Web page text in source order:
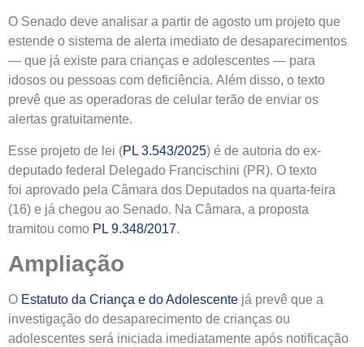
O Senado deve analisar a partir de agosto um projeto que
estende o sistema de alerta imediato de desaparecimentos
— que já existe para crianças e adolescentes — para
idosos ou pessoas com deficiência. Além disso, o texto
prevê que as operadoras de celular terão de enviar os
alertas gratuitamente.
Esse projeto de lei (PL 3.543/2025) é de autoria do ex-
deputado federal Delegado Francischini (PR). O texto
foi aprovado pela Câmara dos Deputados na quarta-feira
(16) e já chegou ao Senado. Na Câmara, a proposta
tramitou como PL 9.348/2017.
Ampliação
O Estatuto da Criança e do Adolescente já prevê que a
investigação do desaparecimento de crianças ou
adolescentes será iniciada imediatamente após notificação